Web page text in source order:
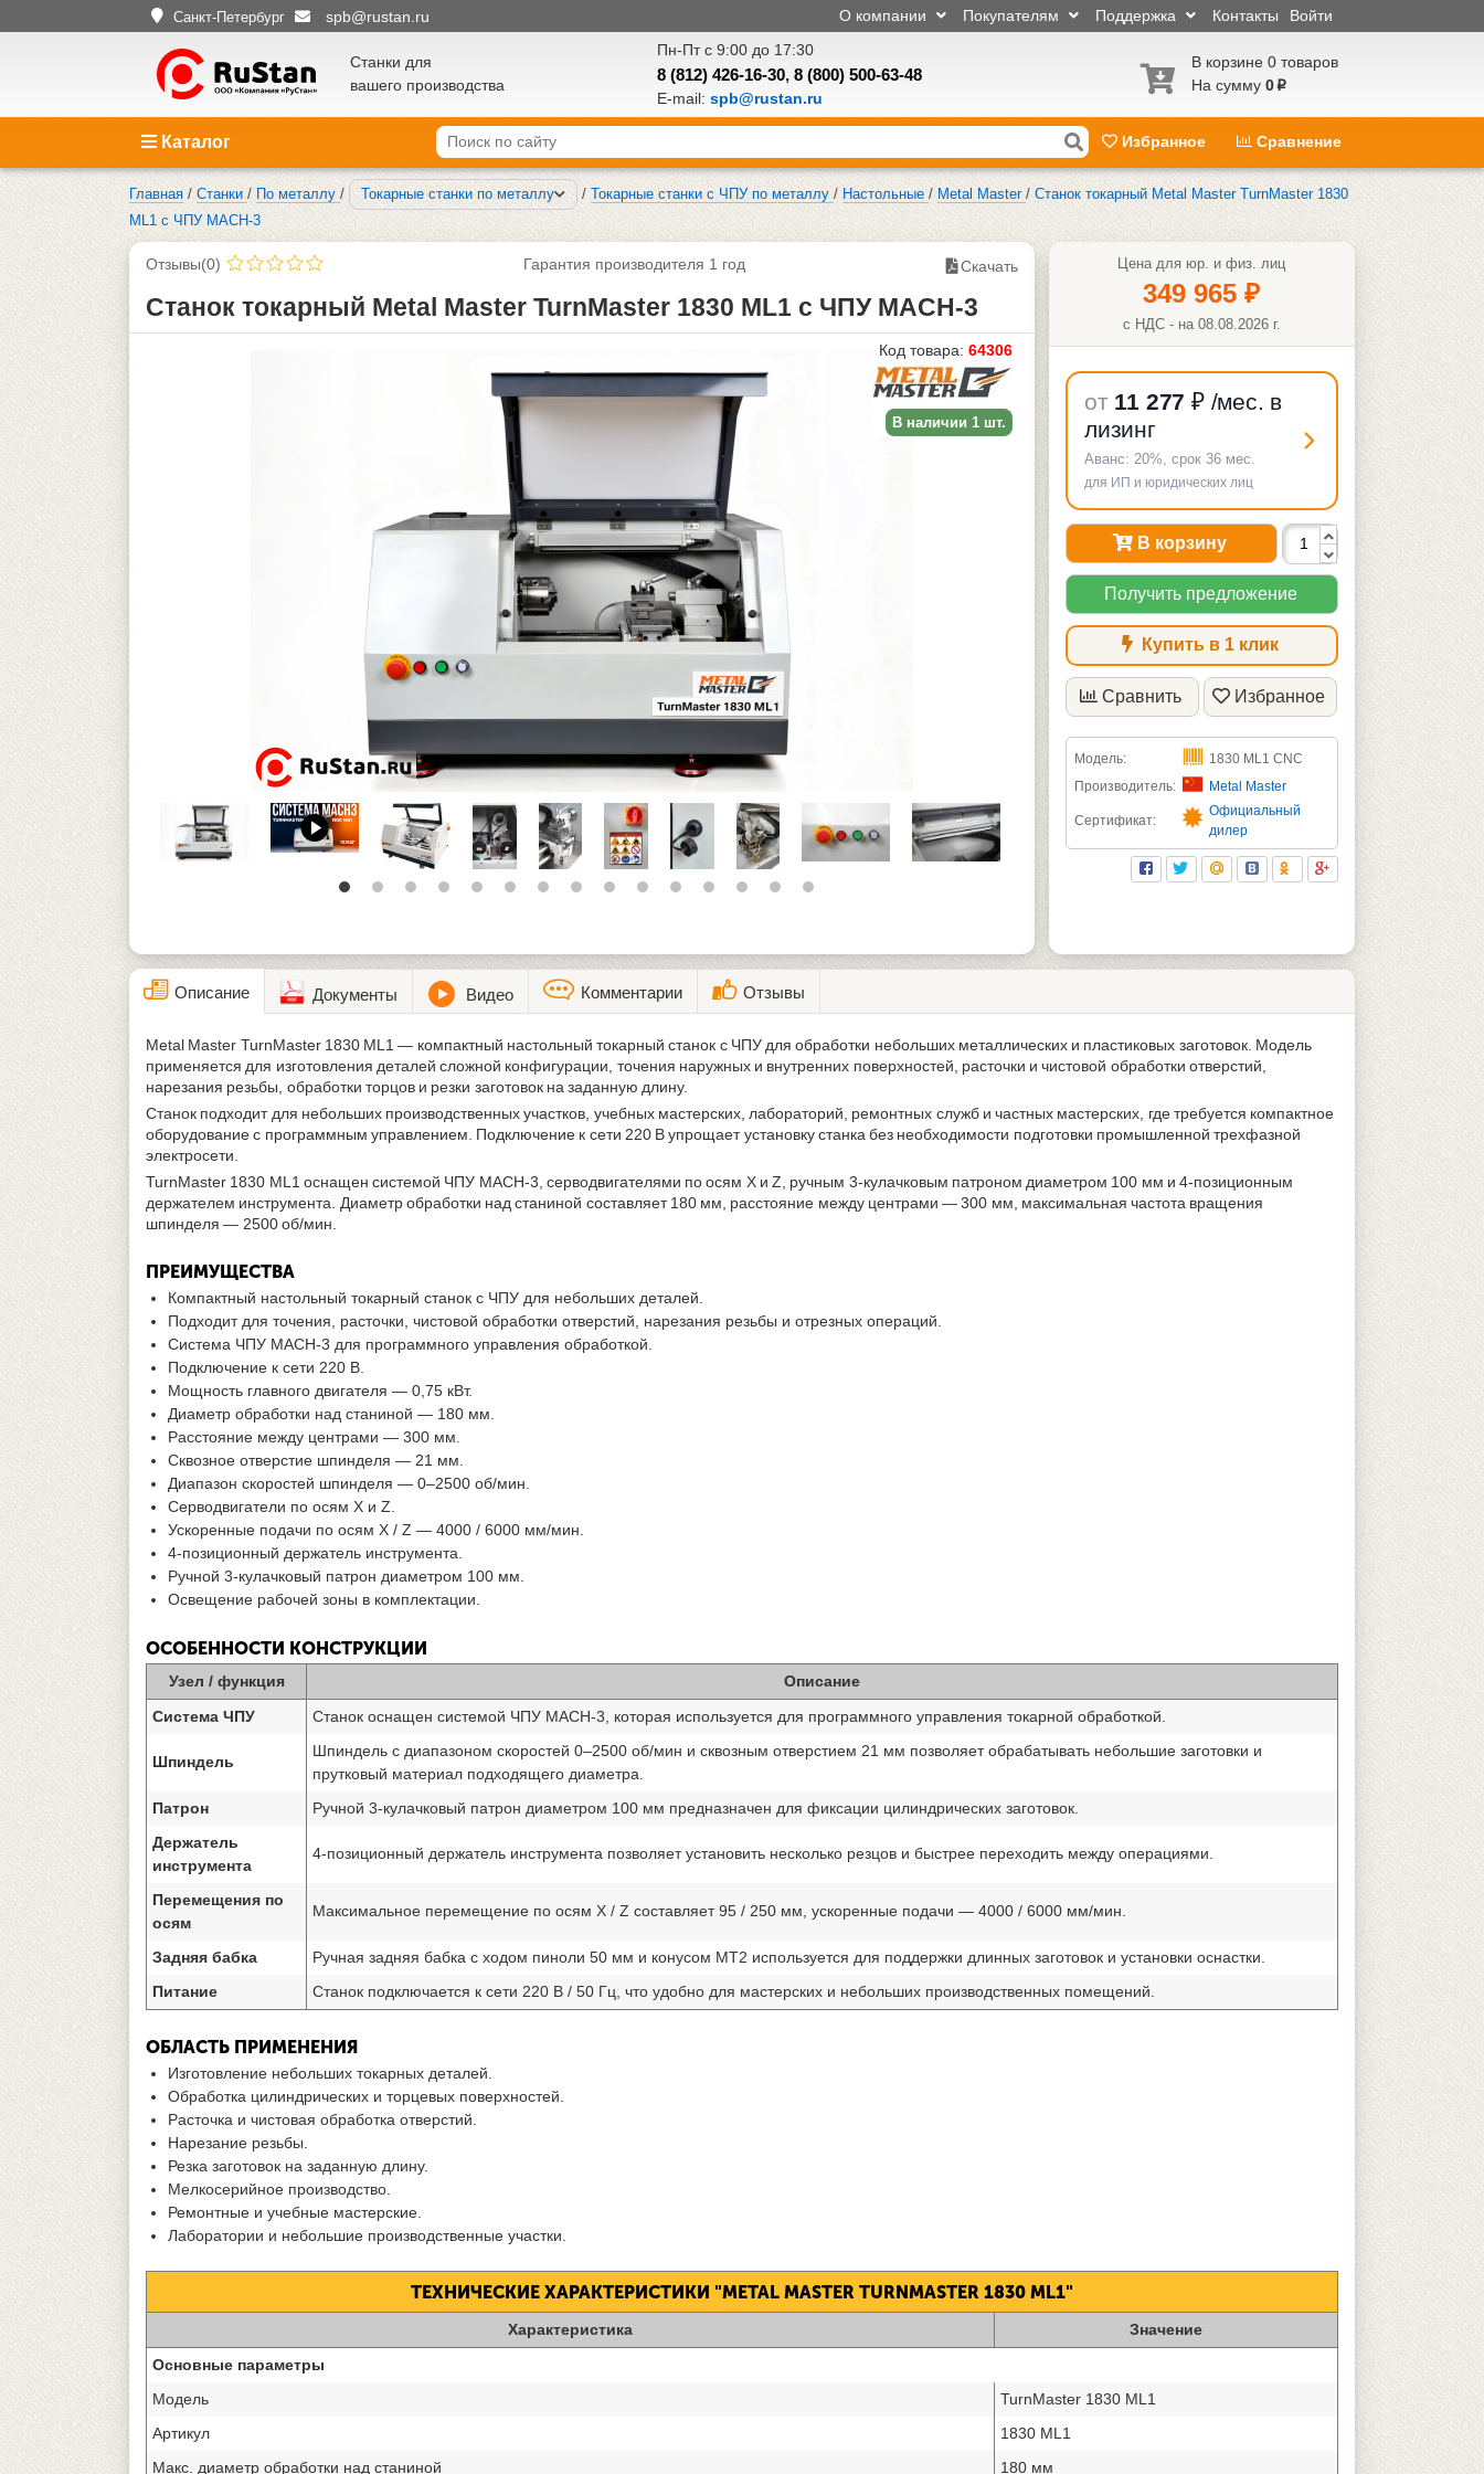
Санкт-Петербург spb@rustan.ru Войти
Контакты
Поддержка
Покупателям
О компании
Станки для
вашего производства
Пн-Пт с 9:00 до 17:30
8 (812) 426-16-30, 8 (800) 500-63-48
E-mail: spb@rustan.ru
В корзине 0 товаров
На сумму 0 p
Каталог Избранное Сравнение
Главная / Станки / По металлу / Токарные станки по металлу / Токарные станки с ЧПУ по металлу / Настольные / Metal Master / Станок токарный Metal Master TurnMaster 1830
ML1 с ЧПУ MACH-3
Отзывы(0) Гарантия производителя 1 год Скачать
Станок токарный Metal Master TurnMaster 1830 ML1 с ЧПУ MACH-3
Код товара: 64306
В наличии 1 шт.
Цена для юр. и физ. лиц
349 965₽
с НДС - на 08.08.2026 г.
от 11 277 ₽ /мес. в
лизинг
Аванс: 20%, срок 36 мес.
для ИП и юридических лиц
В корзину
Получить предложение
Купить в 1 клик
Сравнить Избранное
Модель:
1830 ML1 CNC
Производитель:
Metal Master
Сертификат:
Официальный
дилер
Описание Документы Видео Комментарии Отзывы
Metal Master TurnMaster 1830 ML1 — компактный настольный токарный станок с ЧПУ для обработки небольших металлических и пластиковых заготовок. Модель
применяется для изготовления деталей сложной конфигурации, точения наружных и внутренних поверхностей, расточки и чистовой обработки отверстий,
нарезания резьбы, обработки торцов и резки заготовок на заданную длину.
Станок подходит для небольших производственных участков, учебных мастерских, лабораторий, ремонтных служб и частных мастерских, где требуется компактное
оборудование с программным управлением. Подключение к сети 220 В упрощает установку станка без необходимости подготовки промышленной трехфазной
электросети.
TurnMaster 1830 ML1 оснащен системой ЧПУ MACH-3, серводвигателями по осям X и Z, ручным 3-кулачковым патроном диаметром 100 мм и 4-позиционным
держателем инструмента. Диаметр обработки над станиной составляет 180 мм, расстояние между центрами — 300 мм, максимальная частота вращения
шпинделя — 2500 об/мин.
ПРЕИМУЩЕСТВА
Компактный настольный токарный станок с ЧПУ для небольших деталей.
Подходит для точения, расточки, чистовой обработки отверстий, нарезания резьбы и отрезных операций.
Система ЧПУ MACH-3 для программного управления обработкой.
Подключение к сети 220 В.
Мощность главного двигателя — 0,75 кВт.
Диаметр обработки над станиной — 180 мм.
Расстояние между центрами — 300 мм.
Сквозное отверстие шпинделя — 21 мм.
Диапазон скоростей шпинделя — 0–2500 об/мин.
Серводвигатели по осям X и Z.
Ускоренные подачи по осям X / Z — 4000 / 6000 мм/мин.
4-позиционный держатель инструмента.
Ручной 3-кулачковый патрон диаметром 100 мм.
Освещение рабочей зоны в комплектации.
ОСОБЕННОСТИ КОНСТРУКЦИИ
Узел / функция
Описание
Система ЧПУ
Станок оснащен системой ЧПУ MACH-3, которая используется для программного управления токарной обработкой.
Шпиндель
Шпиндель с диапазоном скоростей 0–2500 об/мин и сквозным отверстием 21 мм позволяет обрабатывать небольшие заготовки и
прутковый материал подходящего диаметра.
Патрон
Ручной 3-кулачковый патрон диаметром 100 мм предназначен для фиксации цилиндрических заготовок.
Держатель
инструмента
4-позиционный держатель инструмента позволяет установить несколько резцов и быстрее переходить между операциями.
Перемещения по
осям
Максимальное перемещение по осям X / Z составляет 95 / 250 мм, ускоренные подачи — 4000 / 6000 мм/мин.
Задняя бабка
Ручная задняя бабка с ходом пиноли 50 мм и конусом МТ2 используется для поддержки длинных заготовок и установки оснастки.
Питание
Станок подключается к сети 220 В / 50 Гц, что удобно для мастерских и небольших производственных помещений.
ОБЛАСТЬ ПРИМЕНЕНИЯ
Изготовление небольших токарных деталей.
Обработка цилиндрических и торцевых поверхностей.
Расточка и чистовая обработка отверстий.
Нарезание резьбы.
Резка заготовок на заданную длину.
Мелкосерийное производство.
Ремонтные и учебные мастерские.
Лаборатории и небольшие производственные участки.
ТЕХНИЧЕСКИЕ ХАРАКТЕРИСТИКИ "METAL MASTER TURNMASTER 1830 ML1"
Характеристика
Значение
Основные параметры
Модель
TurnMaster 1830 ML1
Артикул
1830 ML1
Макс. диаметр обработки над станиной
180 мм